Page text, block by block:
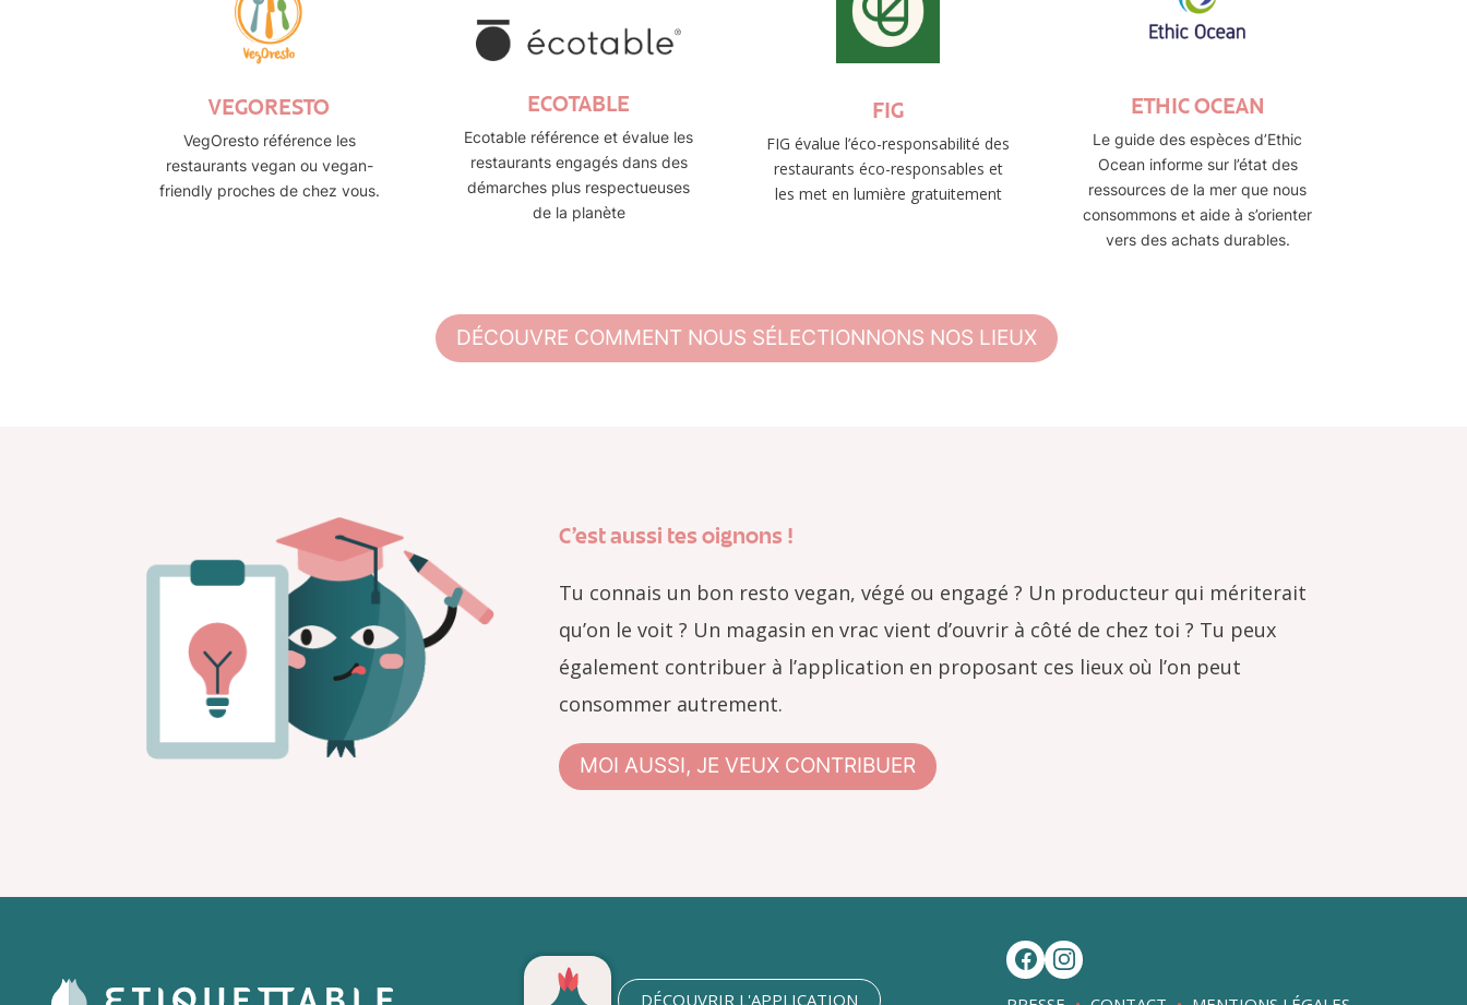
VEGORESTO
VegOresto référence les
restaurants vegan ou vegan-
friendly proches de chez vous.
ECOTABLE
Ecotable référence et évalue les
restaurants engagés dans des
démarches plus respectueuses
de la planète
FIG
FIG évalue l’éco-responsabilité des
restaurants éco-responsables et
les met en lumière gratuitement
ETHIC OCEAN
Le guide des espèces d’Ethic
Ocean informe sur l’état des
ressources de la mer que nous
consommons et aide à s’orienter
vers des achats durables.
DÉCOUVRE COMMENT NOUS SÉLECTIONNONS NOS LIEUX
C’est aussi tes oignons !
Tu connais un bon resto vegan, végé ou engagé ? Un producteur qui mériterait
qu’on le voit ? Un magasin en vrac vient d’ouvrir à côté de chez toi ? Tu peux
également contribuer à l’application en proposant ces lieux où l’on peut
consommer autrement.
MOI AUSSI, JE VEUX CONTRIBUER
DÉCOUVRIR L'APPLICATION